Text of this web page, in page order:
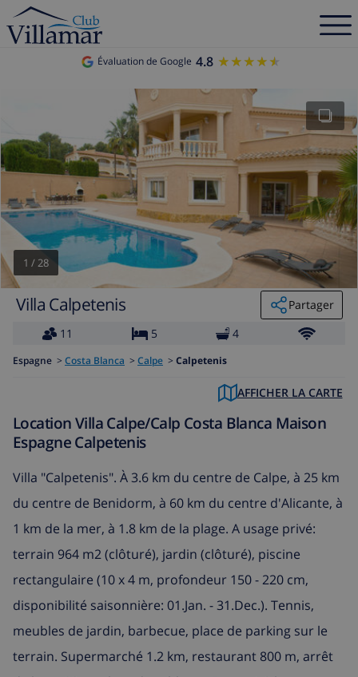
Évaluation de Google 4.8 ★★★★★
★★★★★
1 /28
Villa Calpetenis
Partager
11
5 4
Espagne > Costa Blanca > Calpe > Calpetenis
AFFICHER LA CARTE
Location Villa Calpe/Calp Costa Blanca Maison
Espagne Calpetenis
Villa "Calpetenis". À 3.6 km du centre de Calpe, à 25 km
du centre de Benidorm, à 60 km du centre d'Alicante, à
1 km de la mer, à 1.8 km de la plage. A usage privé:
terrain 964 m2 (clôturé), jardin (clôturé), piscine
rectangulaire (10 x 4 m, profondeur 150 - 220 cm,
disponibilité saisonnière: 01.Jan. - 31.Dec.). Tennis,
meubles de jardin, barbecue, place de parking sur le
terrain. Supermarché 1.2 km, restaurant 800 m, arrêt